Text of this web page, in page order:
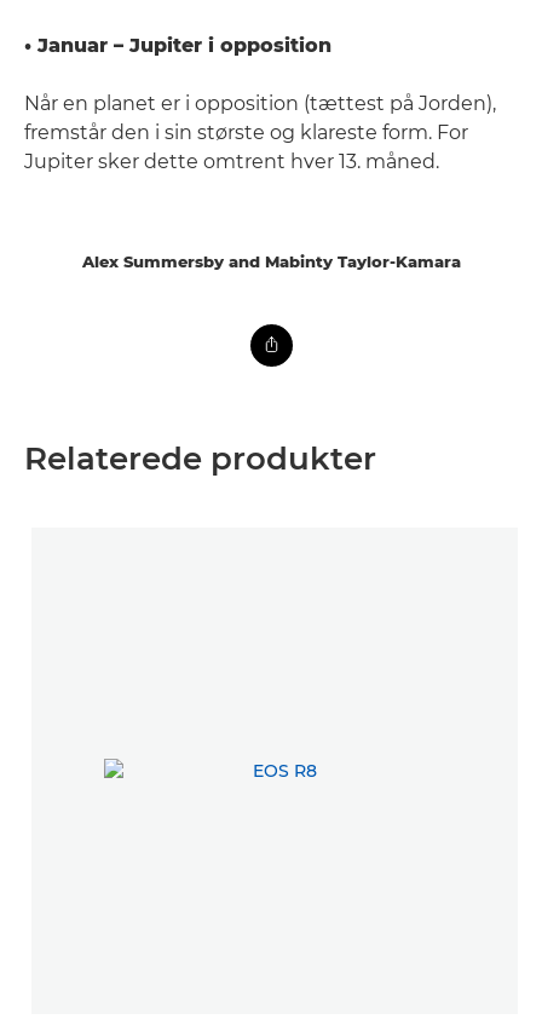
• Januar – Jupiter i opposition
Når en planet er i opposition (tættest på Jorden),
fremstår den i sin største og klareste form. For
Jupiter sker dette omtrent hver 13. måned.
Alex Summersby and Mabinty Taylor-Kamara
Relaterede produkter